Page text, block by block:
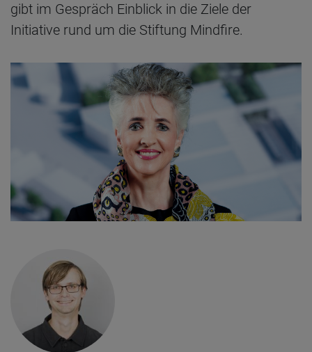
gibt im Gespräch Einblick in die Ziele der
Initiative rund um die Stiftung Mindfire.